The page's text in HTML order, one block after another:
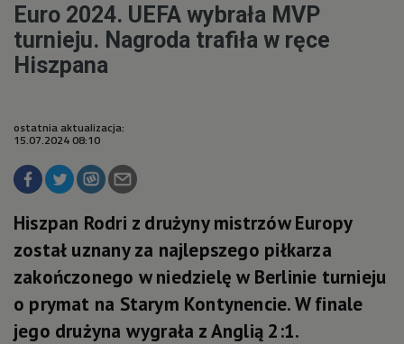
Euro 2024. UEFA wybrała MVP
turnieju. Nagroda trafiła w ręce
Hiszpana
ostatnia aktualizacja:
15.07.2024 08:10
Hiszpan Rodri z drużyny mistrzów Europy
został uznany za najlepszego piłkarza
zakończonego w niedzielę w Berlinie turnieju
o prymat na Starym Kontynencie. W finale
jego drużyna wygrała z Anglią 2:1.